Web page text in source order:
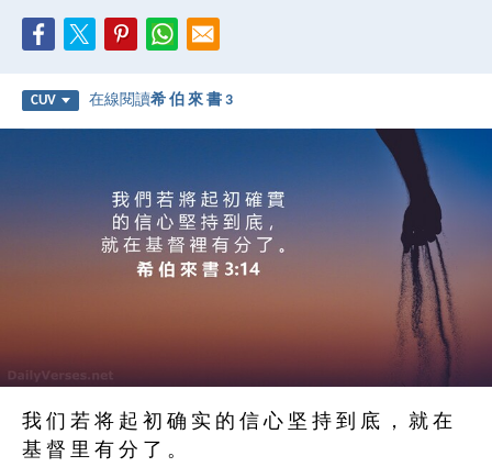
CUV 在線閱讀希 伯 來 書 3
我 们 若 将 起 初 确 实 的 信 心 坚 持 到 底 ， 就 在
基 督 里 有 分 了 。